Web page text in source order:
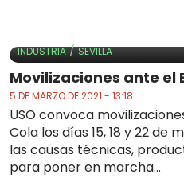
INDUSTRIA/SEVILLA
Movilizaciones ante el
5 DE MARZO DE 2021 - 13:18
USO convoca
Cola los días 15, 18 y 22
las causas técnicas,
para poner en marcha...